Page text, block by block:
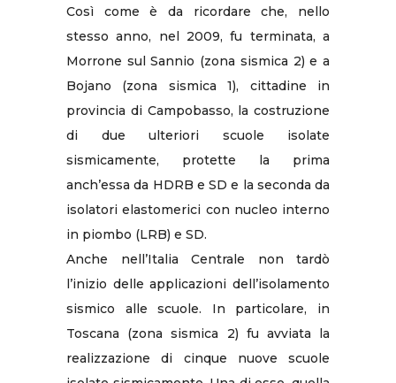
Così come è da ricordare che, nello
stesso anno, nel 2009, fu terminata, a
Morrone sul Sannio (zona sismica 2) e a
Bojano (zona sismica 1), cittadine in
provincia di Campobasso, la costruzione
di due ulteriori scuole isolate
sismicamente, protette la prima
anch’essa da HDRB e SD e la seconda da
isolatori elastomerici con nucleo interno
in piombo (LRB) e SD.
Anche nell’Italia Centrale non tardò
l’inizio delle applicazioni dell’isolamento
sismico alle scuole. In particolare, in
Toscana (zona sismica 2) fu avviata la
realizzazione di cinque nuove scuole